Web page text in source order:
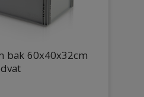
bak 60x40x32cm